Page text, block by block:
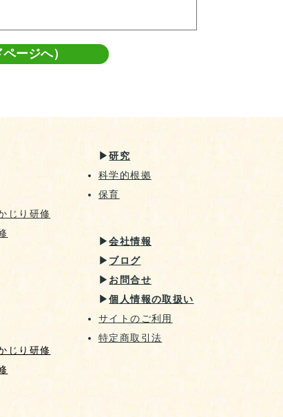
ージへ）
じり研修
じり研修
▶︎研究
科学的根拠
​保育
▶︎会社情報
▶︎ ブログ
▶︎ お問合せ
▶︎個人情報の取扱い
サイトのご利用
特定商取引法